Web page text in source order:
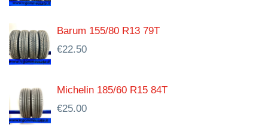
Barum 155/80 R13 79T
€22.50
Michelin 185/60 R15 84T
€25.00